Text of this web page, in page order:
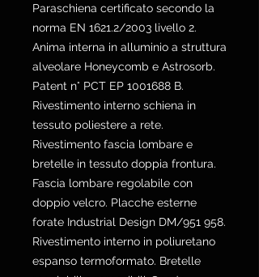
Paraschiena certificato secondo la
norma EN 1621.2/2003 livello 2.
Anima interna in alluminio a struttura
alveolare Honeycomb e Astrosorb.
Patent n° PCT EP 1001688 B.
Rivestimento interno schiena in
tessuto poliestere a rete.
Rivestimento fascia lombare e
bretelle in tessuto doppia frontura.
Fascia lombare regolabile con
doppio velcro. Placche esterne
forate Industrial Design DM/951 958.
Rivestimento interno in poliuretano
espanso termoformato. Bretelle